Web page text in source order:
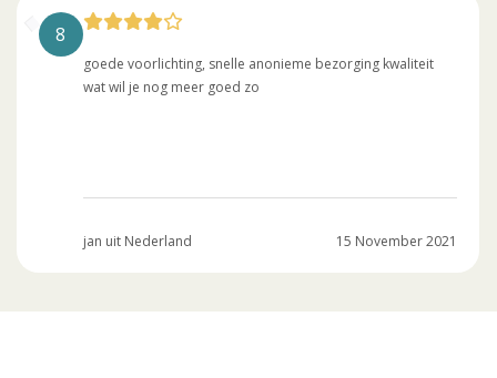
8
goede voorlichting, snelle anonieme bezorging kwaliteit
wat wil je nog meer goed zo
jan uit Nederland 15 November 2021